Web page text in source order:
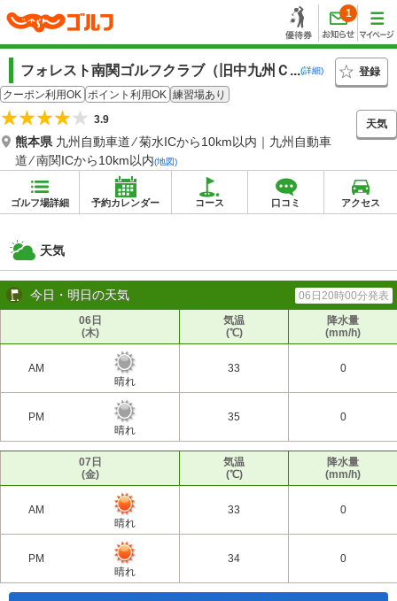
1
フォレスト南関ゴルフクラブ（旧中九州Ｃ...(詳細)
登録
クーポン利用OK ポイント利用OK 練習場あり
3.9
熊本県 九州自動車道 ⁄ 菊水ICから10km以内｜九州自動車
道 ⁄ 南関ICから10km以内(地図)
天気
ゴルフ場詳細 予約カレンダー コース 口コミ アクセス
天気
今日・明日の天気
06日20時00分発表
06日
(木)
気温
(℃)
降水量
(mm/h)
AM
晴れ
33 0
PM
晴れ
35 0
07日
(金)
気温
(℃)
降水量
(mm/h)
AM
晴れ
33 0
PM
晴れ
34 0